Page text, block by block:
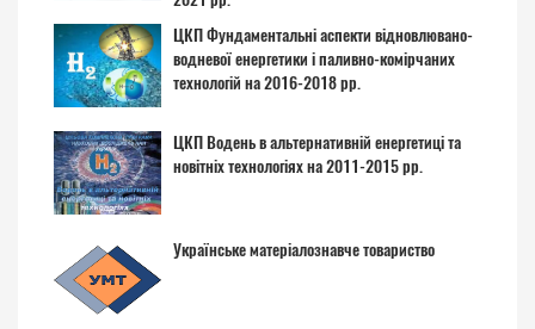
ЦКП Фундаментальні аспекти відновлювано-
водневої енергетики і паливно-комірчаних
технологій на 2016-2018 рр.
ЦКП Водень в альтернативній енергетиці та
новітніх технологіях на 2011-2015 рр.
Українське матеріалознавче товариство